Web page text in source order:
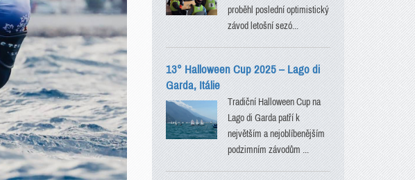
proběhl poslední optimistický
závod letošní sezó...
13° Halloween Cup 2025 – Lago di
Garda, Itálie
Tradiční Halloween Cup na
Lago di Garda patří k
největším a nejoblíbenějším
podzimním závodům ...